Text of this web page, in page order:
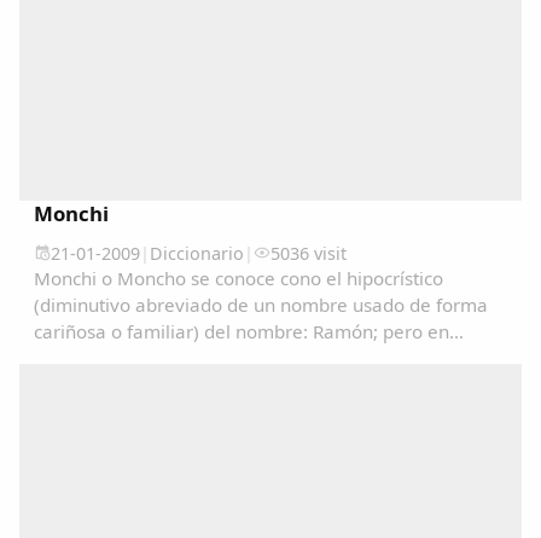
Monchi
21-01-2009| Diccionario | 5036 visit
Monchi o Moncho se conoce cono el hipocrístico
(diminutivo abreviado de un nombre usado de forma
cariñosa o familiar) del nombre: Ramón; pero en